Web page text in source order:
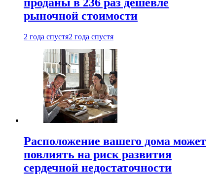
рыночной стоимости
2 года спустя2 года спустя
Расположение вашего дома может
повлиять на риск развития
сердечной недостаточности